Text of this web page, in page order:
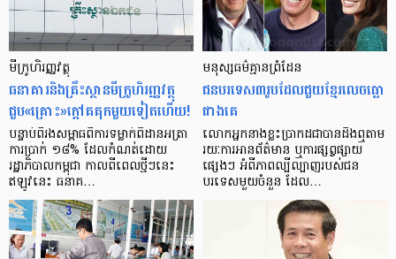
មីក្រូ​ហិរញ្ញវត្ថុ
ធនាគារ​និង​គ្រឹះស្ថាន​មីក្រូ​ហិរញ្ញវត្ថុ​
ជួប«គ្រោះ»ក្តៅ​គគុក​មួយ​ទៀត​ហើយ!
បន្ទាប់​ពី​រង​សម្ពាធ​​ពី​ការ​ទម្លាក់​ពិដាន​អត្រា​
ការ​ប្រាក់ ១៨​% ដែល​កំណត់​ដោយ​
រដ្ឋាភិបាល​កម្ពុជា កាល​ពី​ពេល​ថ្មីៗ​នេះ
ឥឡូវ​នេះ ធនាគ…
មនុស្ស​ធម៌​គ្មាន​ព្រំដែន
ជន​បរទេស​៣​រូប​ដែល​ជួយ​ខ្មែរ​លេច​ធ្លោ​
ជាង​គេ
លោកអ្នក​នាង​ខ្លះ​ប្រាកដ​ជា​បាន​​ដឹង​ឮ​តាម​
រយៈ​ការ​អាន​ព័ត៌មាន ឬ​ការ​ផ្សព្វផ្សាយ​
ផ្សេងៗ អំពី​ភាព​ល្បីល្បាញ​របស់​ជន​
បរទេស​មួយ​ចំនួន ដែល…